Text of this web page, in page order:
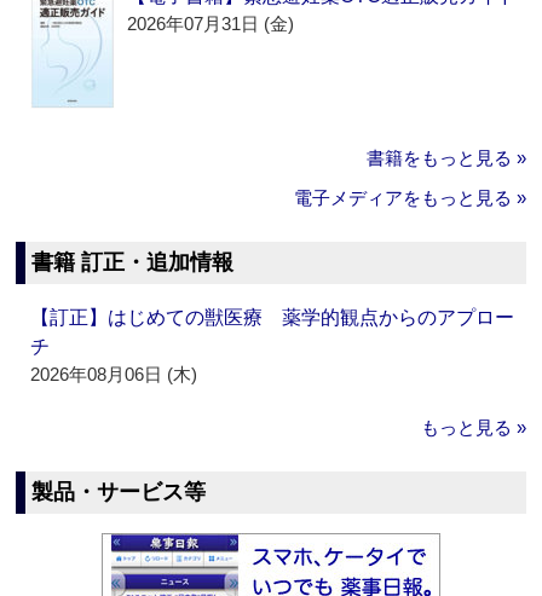
2026年07月31日 (金)
書籍をもっと見る »
電子メディアをもっと見る »
書籍 訂正・追加情報
【訂正】はじめての獣医療 薬学的観点からのアプロー
チ
2026年08月06日 (木)
もっと見る »
製品・サービス等